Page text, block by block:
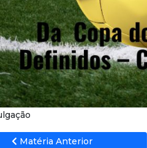
Matéria Anterior